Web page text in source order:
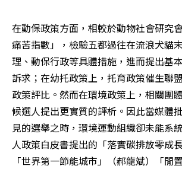
在動保政策方面，相較於動物社會研究
痛苦指數」，檢驗五都過往在流浪犬貓
理、動保行政等具體措施，進而提出基
訴求；在幼托政策上，托育政策催生聯
政策評比。然而在環境政策上，相關團
候選人提出更實質的評析。因此當媒體
見的選舉之時，環境運動組織卻未能系
人政策白皮書提出的「落實碳排放零成
「世界第一節能城市」（郝龍斌）「閒